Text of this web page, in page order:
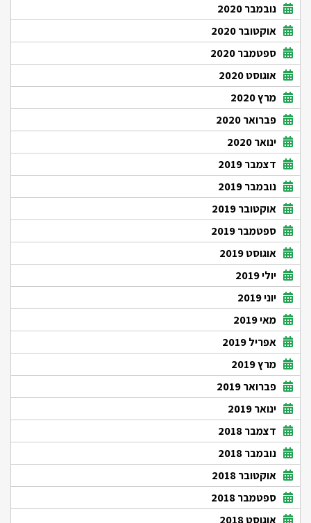
נובמבר 2020
אוקטובר 2020
ספטמבר 2020
אוגוסט 2020
מרץ 2020
פברואר 2020
ינואר 2020
דצמבר 2019
נובמבר 2019
אוקטובר 2019
ספטמבר 2019
אוגוסט 2019
יולי 2019
יוני 2019
מאי 2019
אפריל 2019
מרץ 2019
פברואר 2019
ינואר 2019
דצמבר 2018
נובמבר 2018
אוקטובר 2018
ספטמבר 2018
אוגוסט 2018